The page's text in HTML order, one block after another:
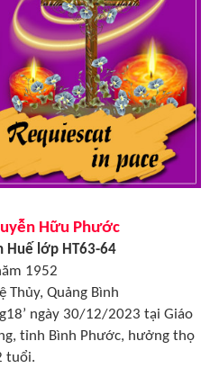
Hữu Phước
Huế lớp HT63-64
1952
Thủy, Quảng Bình
ngày 30/12/2023 tại Giáo
tỉnh Bình Phước, hưởng thọ
tuổi.